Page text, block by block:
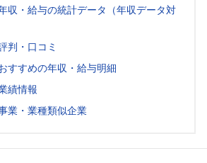
収・給与の統計データ（年収データ対
判・口コミ
すすめの年収・給与明細
績情報
業・業種類似企業